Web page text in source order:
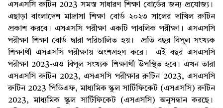
এসএসসি রুটিন 2023 সমস্ত সাধারণ শিক্ষা বোর্ডের জন্য প্রযোজ্য।
এছাড়া বাংলাদেশ মাদ্রাসা শিক্ষা বোর্ড ২০২৩ সালের দাখিল রুটিন
প্রকাশ করবে। এসএসসি পরীক্ষা একটি পাবলিক পরীক্ষা। এসএসসি
পরীক্ষা শিক্ষা বোর্ড দ্বারা পরিচালিত হয়। প্রতি বছর বিপুল সংখ্যক
শিক্ষার্থী এসএসসি পরীক্ষায় অংশগ্রহণ করে। এই বছর এসএসসি
পরীক্ষা 2023-এও বিপুল সংখ্যক শিক্ষার্থী উপস্থিত হবে। এখন তারা
এসএসসি রুটিন 2023, এসএসসি পরীক্ষার রুটিন 2023, এসএসসি
রুটিন 2023 পিডিএফ, মাধ্যমিক স্কুল সার্টিফিকেট (এসএসসি) রুটিন
2023, মাধ্যমিক স্কুল সার্টিফিকেট (এসএসসি) অনুসন্ধান করছে।